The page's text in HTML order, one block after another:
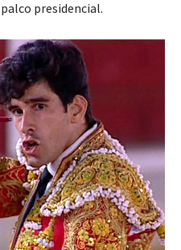
presidencial.